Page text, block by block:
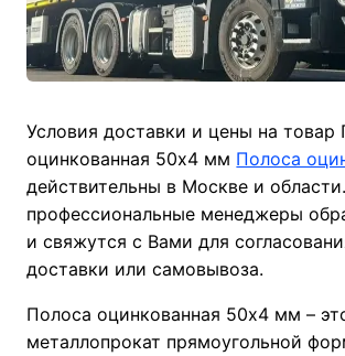
Условия доставки и цены на товар
оцинкованная 50х4 мм Полоса
действительны в Москве и
профессиональные менеджеры
и свяжутся с Вами для
доставки или самовывоза.
Полоса оцинкованная 50х4 мм –
металлопрокат прямоугольной